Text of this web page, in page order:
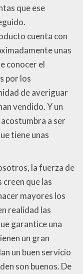
que ese
cuenta con
unas
conocer el
por los
de averiguar
vendido. Y un
a ser
tiene unas
la fuerza de
creen que las
mayores los
realidad las
garantice una
un gran
un buen servicio
son buenos. De